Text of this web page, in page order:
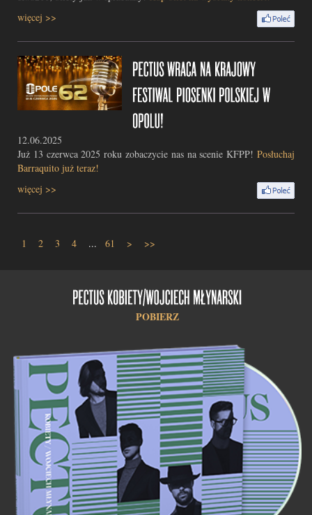
więcej >>
12.06.2025
Już 13 czerwca 2025 roku zobaczycie nas na scenie KFPP! Posłuchaj
Barraquito już teraz!
więcej >>
1 2 3 4 ... 61 > >>
POBIERZ